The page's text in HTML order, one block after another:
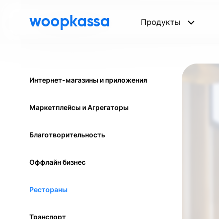
woopkassa Продукты
Интернет-магазины и приложения
Маркетплейсы и Агрегаторы
Благотворительность
Оффлайн бизнес
Рестораны
Транспорт